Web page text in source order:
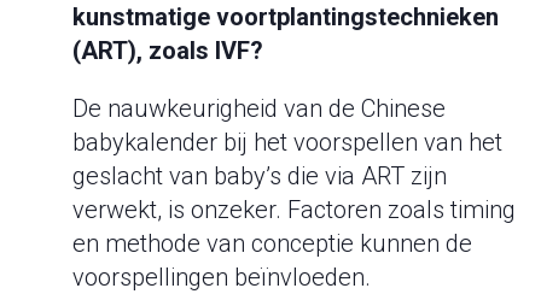
kunstmatige voortplantingstechnieken
(ART), zoals IVF?
De nauwkeurigheid van de Chinese
babykalender bij het voorspellen van het
geslacht van baby’s die via ART zijn
verwekt, is onzeker. Factoren zoals timing
en methode van conceptie kunnen de
voorspellingen beïnvloeden.